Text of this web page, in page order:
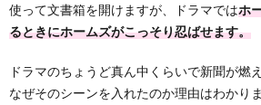
使って文書箱を開けますが、ドラマではホ
るときにホームズがこっそり忍ばせます。
ドラマのちょうど真ん中くらいで新聞が燃
なぜそのシーンを入れたのか理由はわかり